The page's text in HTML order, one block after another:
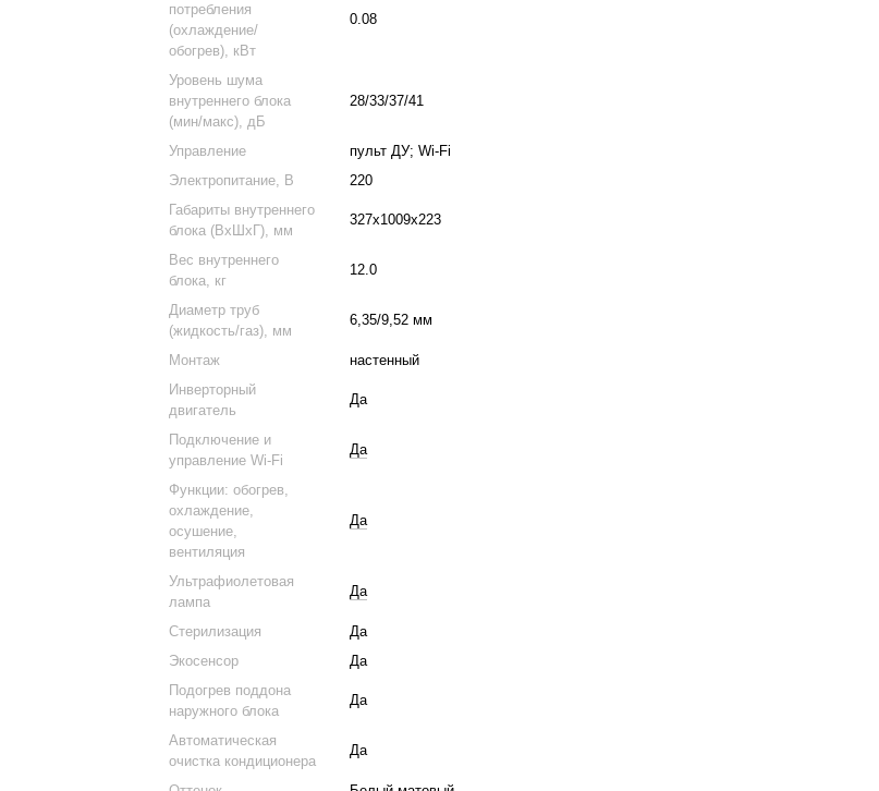
потребления
(охлаждение/
обогрев), кВт
0.08
Уровень шума
внутреннего блока
(мин/макс), дБ
28/33/37/41
Управление
пульт ДУ; Wi-Fi
Электропитание, В
220
Габариты внутреннего
блока (ВхШхГ), мм
327х1009х223
Вес внутреннего
блока, кг
12.0
Диаметр труб
(жидкость/газ), мм
6,35/9,52 мм
Монтаж
настенный
Инверторный
двигатель
Да
Подключение и
управление Wi-Fi
Да
Функции: обогрев,
охлаждение,
осушение,
вентиляция
Да
Ультрафиолетовая
лампа
Да
Стерилизация
Да
Экосенсор
Да
Подогрев поддона
наружного блока
Да
Автоматическая
очистка кондиционера
Да